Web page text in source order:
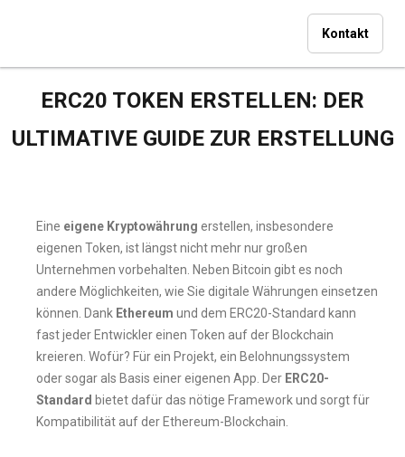
Kontakt
ERC20 TOKEN ERSTELLEN: DER
ULTIMATIVE GUIDE ZUR ERSTELLUNG
Eine eigene Kryptowährung erstellen, insbesondere
eigenen Token, ist längst nicht mehr nur großen
Unternehmen vorbehalten. Neben Bitcoin gibt es noch
andere Möglichkeiten, wie Sie digitale Währungen einsetzen
können. Dank Ethereum und dem ERC20-Standard kann
fast jeder Entwickler einen Token auf der Blockchain
kreieren. Wofür? Für ein Projekt, ein Belohnungssystem
oder sogar als Basis einer eigenen App. Der ERC20-
Standard bietet dafür das nötige Framework und sorgt für
Kompatibilität auf der Ethereum-Blockchain.